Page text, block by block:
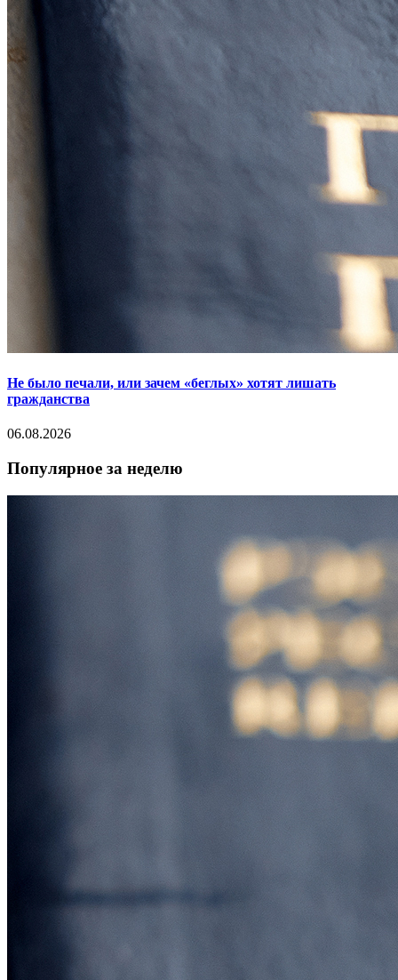
Не было печали, или зачем «беглых» хотят лишать
гражданства
06.08.2026
Популярное за неделю